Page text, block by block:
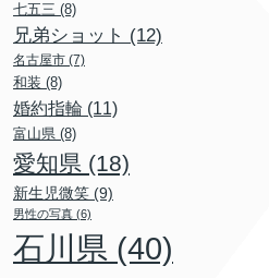
七五三 (8)
兄弟ショット (12)
名古屋市 (7)
和装 (8)
婚約指輪 (11)
富山県 (8)
愛知県 (18)
新生児微笑 (9)
男性の写真 (6)
石川県 (40)